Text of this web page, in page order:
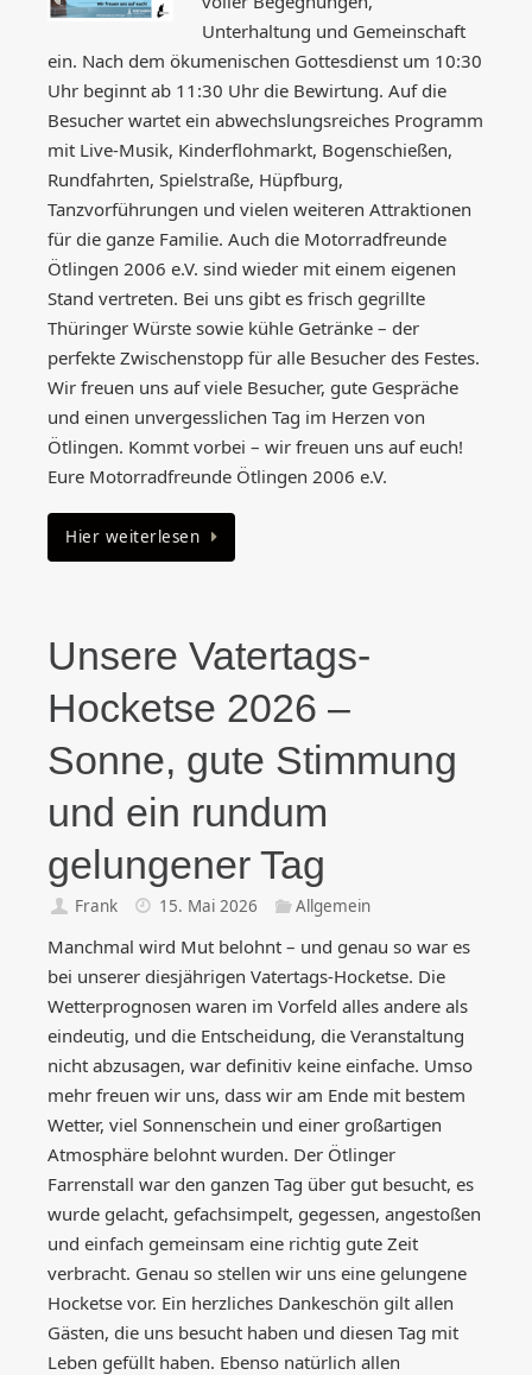
Unterhaltung und Gemeinschaft
ein. Nach dem ökumenischen Gottesdienst um 10:30
Uhr beginnt ab 11:30 Uhr die Bewirtung. Auf die
Besucher wartet ein abwechslungsreiches Programm
mit Live-Musik, Kinderflohmarkt, Bogenschießen,
Rundfahrten, Spielstraße, Hüpfburg,
Tanzvorführungen und vielen weiteren Attraktionen
für die ganze Familie. Auch die Motorradfreunde
Ötlingen 2006 e.V. sind wieder mit einem eigenen
Stand vertreten. Bei uns gibt es frisch gegrillte
Thüringer Würste sowie kühle Getränke – der
perfekte Zwischenstopp für alle Besucher des Festes.
Wir freuen uns auf viele Besucher, gute Gespräche
und einen unvergesslichen Tag im Herzen von
Ötlingen. Kommt vorbei – wir freuen uns auf euch!
Eure Motorradfreunde Ötlingen 2006 e.V.
Hier weiterlesen
Unsere Vatertags-
Hocketse 2026 –
Sonne, gute Stimmung
und ein rundum
gelungener Tag
Frank 15. Mai 2026 Allgemein
Manchmal wird Mut belohnt – und genau so war es
bei unserer diesjährigen Vatertags-Hocketse. Die
Wetterprognosen waren im Vorfeld alles andere als
eindeutig, und die Entscheidung, die Veranstaltung
nicht abzusagen, war definitiv keine einfache. Umso
mehr freuen wir uns, dass wir am Ende mit bestem
Wetter, viel Sonnenschein und einer großartigen
Atmosphäre belohnt wurden. Der Ötlinger
Farrenstall war den ganzen Tag über gut besucht, es
wurde gelacht, gefachsimpelt, gegessen, angestoßen
und einfach gemeinsam eine richtig gute Zeit
verbracht. Genau so stellen wir uns eine gelungene
Hocketse vor. Ein herzliches Dankeschön gilt allen
Gästen, die uns besucht haben und diesen Tag mit
Leben gefüllt haben. Ebenso natürlich allen